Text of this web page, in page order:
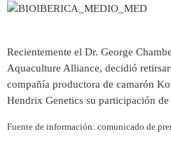
Recientemente el Dr. George
Aquaculture Alliance, decidió
compañía productora de camarón
Hendrix Genetics su participación
Fuente de información: comunicado de